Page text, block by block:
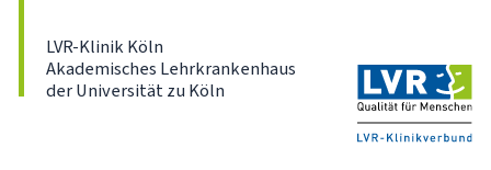
LVR-Klinik Köln
Akademisches Lehrkrankenhaus
der Universität zu Köln